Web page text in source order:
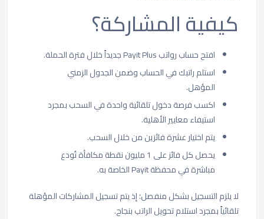
كيفية المشاركة؟
افتح حساب رواتب Payit Plus جديداً خلال فترة الحملة.
استلم راتبك في الحساب وضمن الجدول الزمني
المؤهل.
اكسب فرصة دخول تلقائية واحدة في السحب بمجرد
استيفاء معايير الأهلية.
يتم اختيار عشرة فائزين من خلال السحب.
يحصل كل فائز على 1 مليون نقطة مكافأة تُودع
مباشرة في محفظة Payit الخاصة به.
لا يلزم التسجيل بشكل منفصل؛ إذ يتم تسجيل المشاركات المؤهلة
تلقائياً بمجرد استلام تحويل الراتب بنجاح.